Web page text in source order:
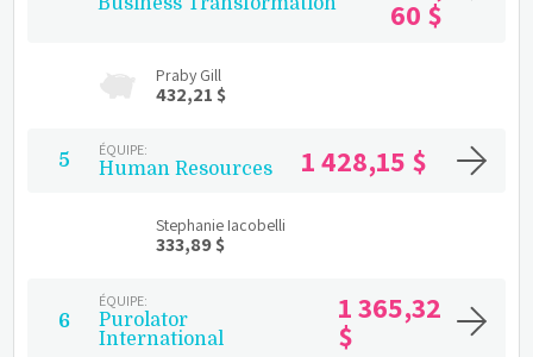
60 $
Praby Gill
432,21 $
5
ÉQUIPE:
Human Resources 1 428,15 $
Stephanie Iacobelli
333,89 $
6
ÉQUIPE:
Purolator
International
1 365,32
$